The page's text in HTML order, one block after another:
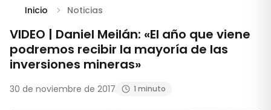
Inicio Noticias
VIDEO | Daniel Meilán: «El año que viene
podremos recibir la mayoría de las
inversiones mineras»
30 de noviembre de 2017 1 minuto